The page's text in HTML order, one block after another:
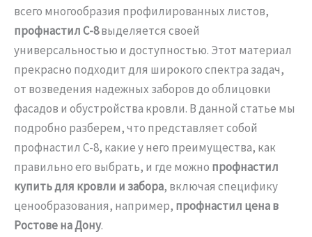
всего многообразия профилированных листов,
профнастил С-8выделяется своей
универсальностью и доступностью. Этот материал
прекрасно подходит для широкого спектра задач,
от возведения надежных заборов до облицовки
фасадов и обустройства кровли. В данной статье мы
подробно разберем, что представляет собой
профнастил С-8, какие у него преимущества, как
правильно его выбрать, и где можно профнастил
купить для кровли и забора, включая специфику
ценообразования, например, профнастил цена в
Ростове на Дону.